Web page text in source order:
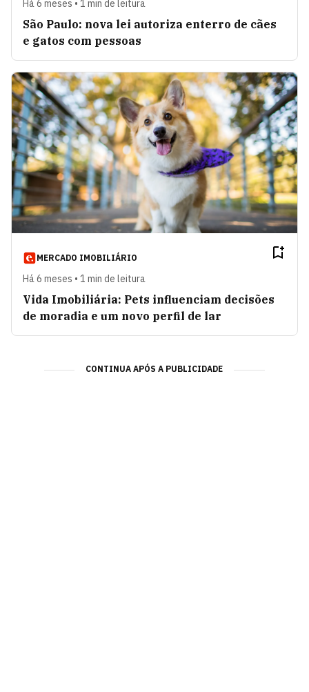
Há 6 meses • 1 min de leitura
São Paulo: nova lei autoriza enterro de cães
e gatos com pessoas
MERCADO IMOBILIÁRIO
Há 6 meses • 1 min de leitura
Vida Imobiliária: Pets influenciam decisões
de moradia e um novo perfil de lar
CONTINUA APÓS A PUBLICIDADE